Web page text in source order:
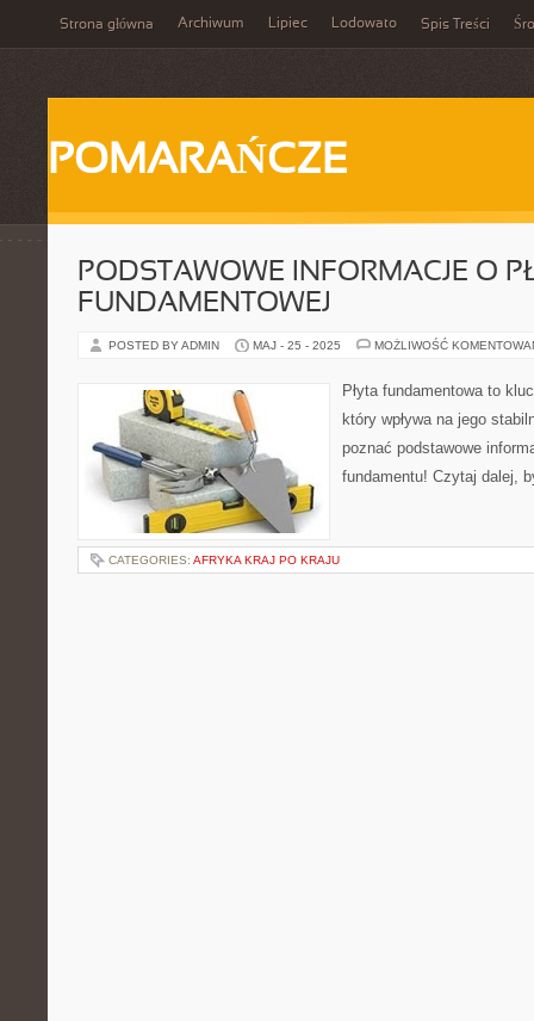
Strona główna Archiwum Lipiec Lodowato Spis Treści
POMARAŃCZE
PODSTAWOWE INFORMACJE O
FUNDAMENTOWEJ
POSTED BY ADMIN MAJ - 25 - 2025 MOŻLIWOŚĆ
Płyta fundamentowa to
który wpływa na jego
poznać podstawowe
fundamentu! Czytaj dalej,
CATEGORIES: AFRYKA KRAJ PO KRAJU